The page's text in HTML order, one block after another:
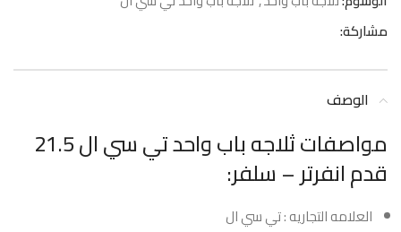
مشاركة:
الوصف
مواصفات ثلاجه باب واحد تي سي ال 21.5
قدم انفرتر – سلفر:
العلامه التجاريه : تي سي ال